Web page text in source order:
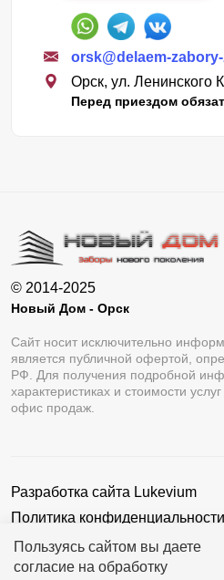
Пользуясь сайтом вы даете
согласие на обработку
orsk@delaem-
Орск, ул. Ленинского
Перед приездом
© 2014-2025
Новый Дом - Орск
Сайт носит исключительно
является публичной офертой,
РФ. Для получения подробной
характеристиках и стоимости
офис продаж.
Разработка сайта Lukevium
Политика конфиденциальности
Пользовательское соглашение